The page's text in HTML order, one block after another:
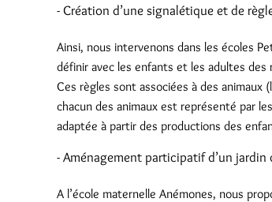
- Création d’une signalétique et de
Ainsi, nous intervenons dans les écoles
définir avec les enfants et les adultes des
Ces règles sont associées à des animaux
chacun des animaux est représenté par
adaptée à partir des productions des
- Aménagement participatif d’un jardin
A l’école maternelle Anémones, nous